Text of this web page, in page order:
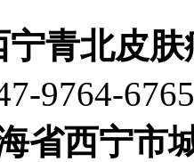
宁青北皮肤
9764-
省西宁市